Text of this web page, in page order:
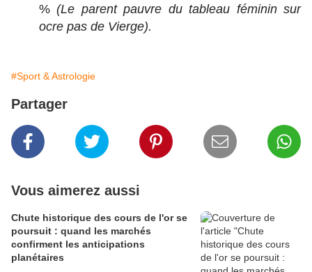
%(Le parent pauvre du tableau féminin sur
ocre pas de Vierge).
#Sport & Astrologie
Partager
Vous aimerez aussi
Chute historique des cours de l'or se
poursuit : quand les marchés
confirment les anticipations
planétaires